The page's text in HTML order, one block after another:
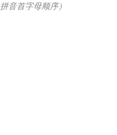
音首字母顺序）